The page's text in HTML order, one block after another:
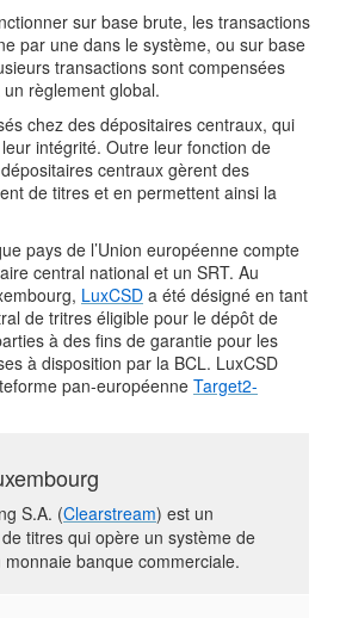
sur base brute, les transactions
par une dans le système, ou sur base
transactions sont compensées
règlement global.
chez des dépositaires centraux, qui
intégrité. Outre leur fonction de
centraux gèrent des
de titres et en permettent ainsi la
pays de l’Union européenne compte
central national et un SRT. Au
LuxCSD a été désigné en tant
de tritres éligible pour le dépôt de
à des fins de garantie pour les
à disposition par la BCL. LuxCSD
pan-européenne Target2-
S.A. (Clearstream) est un
titres qui opère un système de
banque commerciale.